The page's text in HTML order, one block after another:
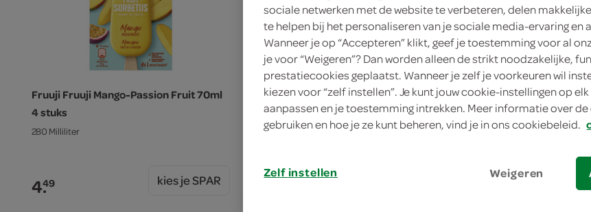
Fruuji Fruuji Mango-Passion Fruit 70ml
4 stuks
280 Milliliter
4.49 kies je SPAR
Fruuji Fruuji Raspberry 4x 70ml
280 Milliliter
4.
sociale netwerken met de website te verbeteren, delen
te helpen bij het personaliseren van je sociale media-ervaring en
Wanneer je op “Accepteren” klikt, geef je toestemming voor al
je voor “Weigeren”? Dan worden alleen de strikt noodzakelijke,
prestatiecookies geplaatst. Wanneer je zelf je voorkeuren wil
kiezen voor “zelf instellen”. Je kunt jouw cookie-instellingen op
aanpassen en je toestemming intrekken. Meer informatie over
gebruiken en hoe je ze kunt beheren, vind je in ons cookiebeleid.
Zelf instellen Weigeren